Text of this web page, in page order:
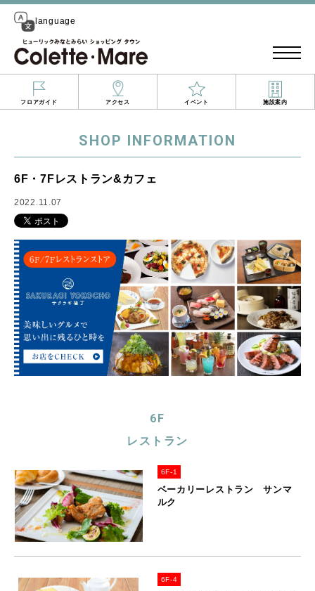
language
フロアガイド アクセス イベント 施設案内
SHOP INFORMATION
6F・7Fレストラン&カフェ
2022.11.07
6F
レストラン
6F-1
ベーカリーレストラン サンマ
ルク
6F-4